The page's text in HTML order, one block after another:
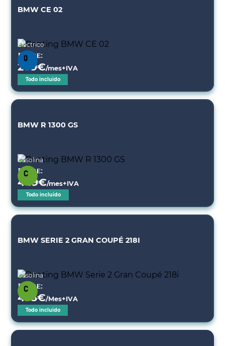
BMW CE 02
Eléctrico
Desde:
209€/mes+IVA
Todo incluido
BMW R 1300 GS
Gasolina
Desde:
449€/mes+IVA
Todo incluido
BMW SERIE 2 GRAN COUPÉ 218I
Gasolina
Desde:
493€/Mes+IVA
Todo incluido